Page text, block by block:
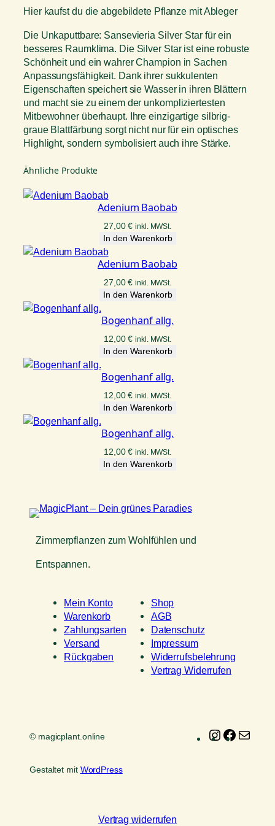
a
i
l
v
e
r
S
t
a
r
e
g
Hier kaufst du die abgebildete Pflanze mit Ableger
Die Unkaputtbare: Sansevieria Silver Star für ein
besseres Raumklima. Die Silver Star ist eine robuste
Schönheit und ein wahrer Champion in Sachen
Anpassungsfähigkeit. Dank ihrer sukkulenten
Eigenschaften speichert sie Wasser in ihren Blättern
und macht sie zu einem der unkompliziertesten
Mitbewohner überhaupt. Ihre einzigartige silbrig-
graue Blattfärbung sorgt nicht nur für ein optisches
Highlight, sondern symbolisiert auch ihre Stärke.
Ähnliche Produkte
Adenium Baobab
27,00€ inkl. MWSt.
In den Warenkorb
Adenium Baobab
27,00€ inkl. MWSt.
In den Warenkorb
Bogenhanf allg.
12,00€ inkl. MWSt.
In den Warenkorb
Bogenhanf allg.
12,00€ inkl. MWSt.
In den Warenkorb
Bogenhanf allg.
12,00€ inkl. MWSt.
In den Warenkorb
Zimmerpflanzen zum Wohlfühlen und
Entspannen.
Mein Konto
Warenkorb
Zahlungsarten
Versand
Rückgaben
Shop
AGB
Datenschutz
Impressum
Widerrufsbelehrung
Vertrag Widerrufen
© magicplant.online Instagram
Gestaltet mit WordPress
Vertrag widerrufen